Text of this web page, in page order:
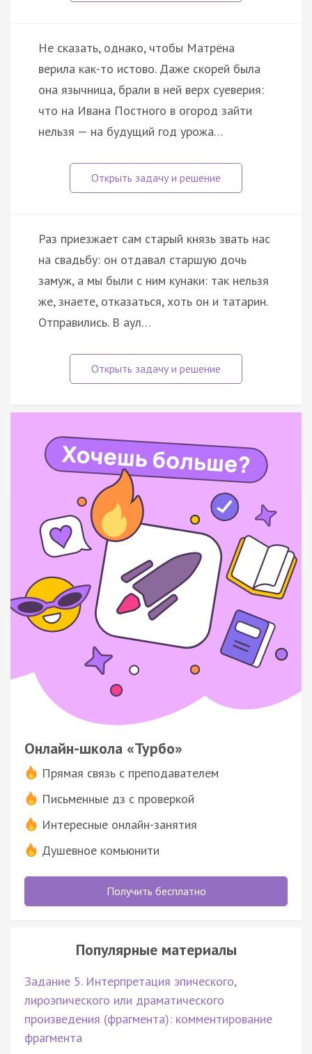
Не сказать, однако, чтобы Матрёна
верила как-то истово. Даже скорей была
она язычница, брали в ней верх суеверия:
что на Ивана Постного в огород зайти
нельзя — на будущий год урожа…
Раз приезжает сам старый князь звать нас
на свадьбу: он отдавал старшую дочь
замуж, а мы были с ним кунаки: так нельзя
же, знаете, отказаться, хоть он и татарин.
Отправились. В аул…
Онлайн-школа «Турбо»
Прямая связь с преподавателем
Письменные дз с проверкой
Интересные онлайн-занятия
Душевное комьюнити
Получить бесплатно
Популярные материалы
Задание 5. Интерпретация эпического,
лироэпического или драматического
произведения (фрагмента): комментирование
фрагмента